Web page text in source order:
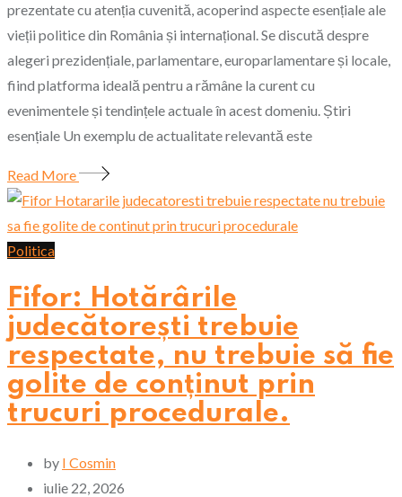
prezentate cu atenția cuvenită, acoperind aspecte esențiale ale
vieții politice din România și internațional. Se discută despre
alegeri prezidențiale, parlamentare, europarlamentare și locale,
fiind platforma ideală pentru a rămâne la curent cu
evenimentele și tendințele actuale în acest domeniu. Știri
esențiale Un exemplu de actualitate relevantă este
Read More
Politica
Fifor: Hotărârile
judecătorești trebuie
respectate, nu trebuie să fie
golite de conținut prin
trucuri procedurale.
by I Cosmin
iulie 22, 2026